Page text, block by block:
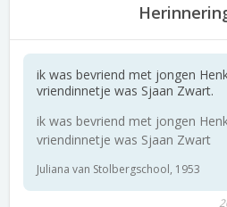
ik was bevriend met jongen
vriendinnetje was Sjaan Zwart.
ik was bevriend met jongen
vriendinnetje was Sjaan Zwart
Juliana van Stolbergschool, 1953